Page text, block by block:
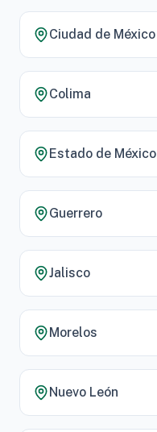
Ciudad de México
Colima
Estado de México
Guerrero
Jalisco
Morelos
Nuevo León